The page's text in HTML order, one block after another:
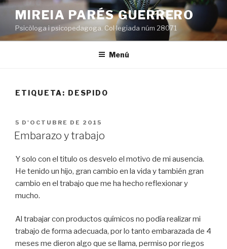
Vés
contingut
MIREIA PARÉS GUERRERO
Psicòloga i psicopedagoga. Col·legiada núm 28071
Menú
ETIQUETA: DESPIDO
PUBLICAT
A
5 D'OCTUBRE DE 2015
Embarazo y trabajo
Y solo con el titulo os desvelo el motivo de mi ausencia.
He tenido un hijo, gran cambio en la vida y también gran
cambio en el trabajo que me ha hecho reflexionar y
mucho.
Al trabajar con productos químicos no podía realizar mi
trabajo de forma adecuada, por lo tanto embarazada de 4
meses me dieron algo que se llama, permiso por riegos